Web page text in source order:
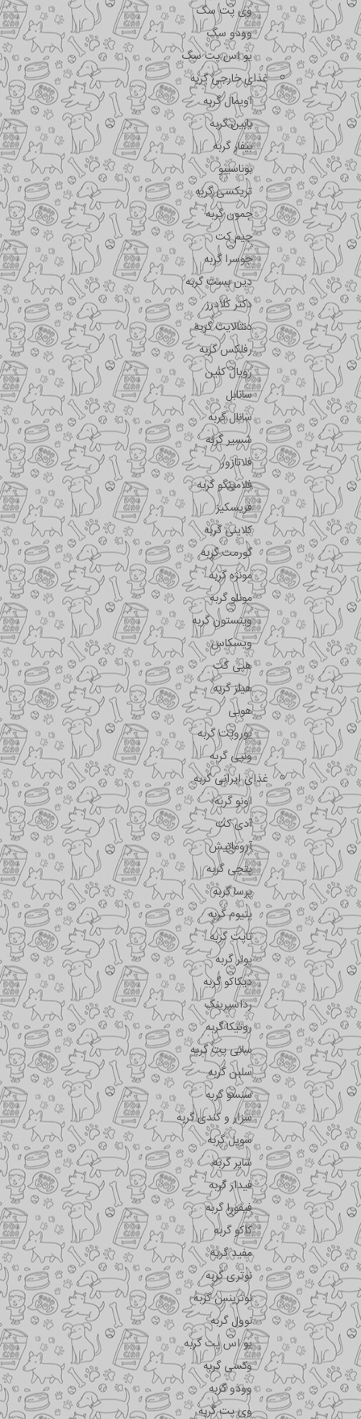
وی پت سگ
وودو سگ
یو اس پت سگ
غذای خارجی گربه
اویمال گربه
بابین گربه
بیفار گربه
بوناسیبو
تریکسی گربه
جمون گربه
جیم کت
جوسرا گربه
دین بست گربه
دکتر کلادرز
دنتالایت گربه
رفلکس گربه
رویال کنین
سانابل
سانال گربه
شسیر گربه
فلاتازور
فلامینگو گربه
فریسکیز
کلاینی گربه
گورمت گربه
مونژه گربه
مونلو گربه
وینستون گربه
ویسکاس
هپی کت
هیلز گربه
هوبی
یوروپت گربه
ونپی گربه
غذای ایرانی گربه
اونو گربه
آدی کت
آروماتیش
پتچی گربه
پرسا گربه
پتیوم گربه
تاپت گربه
پولر گربه
دیکاکو گربه
رداسپرینگ
روتیکا گربه
سانی پت گربه
سلبن گربه
سنسو گربه
سزار و کندی گربه
سویل گربه
شایر گربه
فیدار گربه
فیفورا گربه
کاکو گربه
مفید گربه
نوتری گربه
نوترینس گربه
نوول گربه
یو اس پت گربه
وکسی گربه
وودو گربه
وی پت گربه